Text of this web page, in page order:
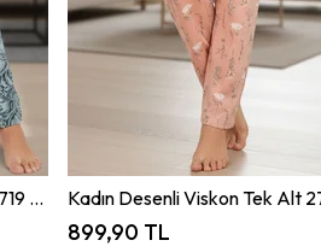
Kadın Desenli Viskon Tek Alt 2719 Desen1 JBR2719.000001
899,90 TL